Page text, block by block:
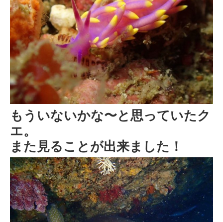
もういないかな〜と思っていたク
エ。
また見ることが出来ました！